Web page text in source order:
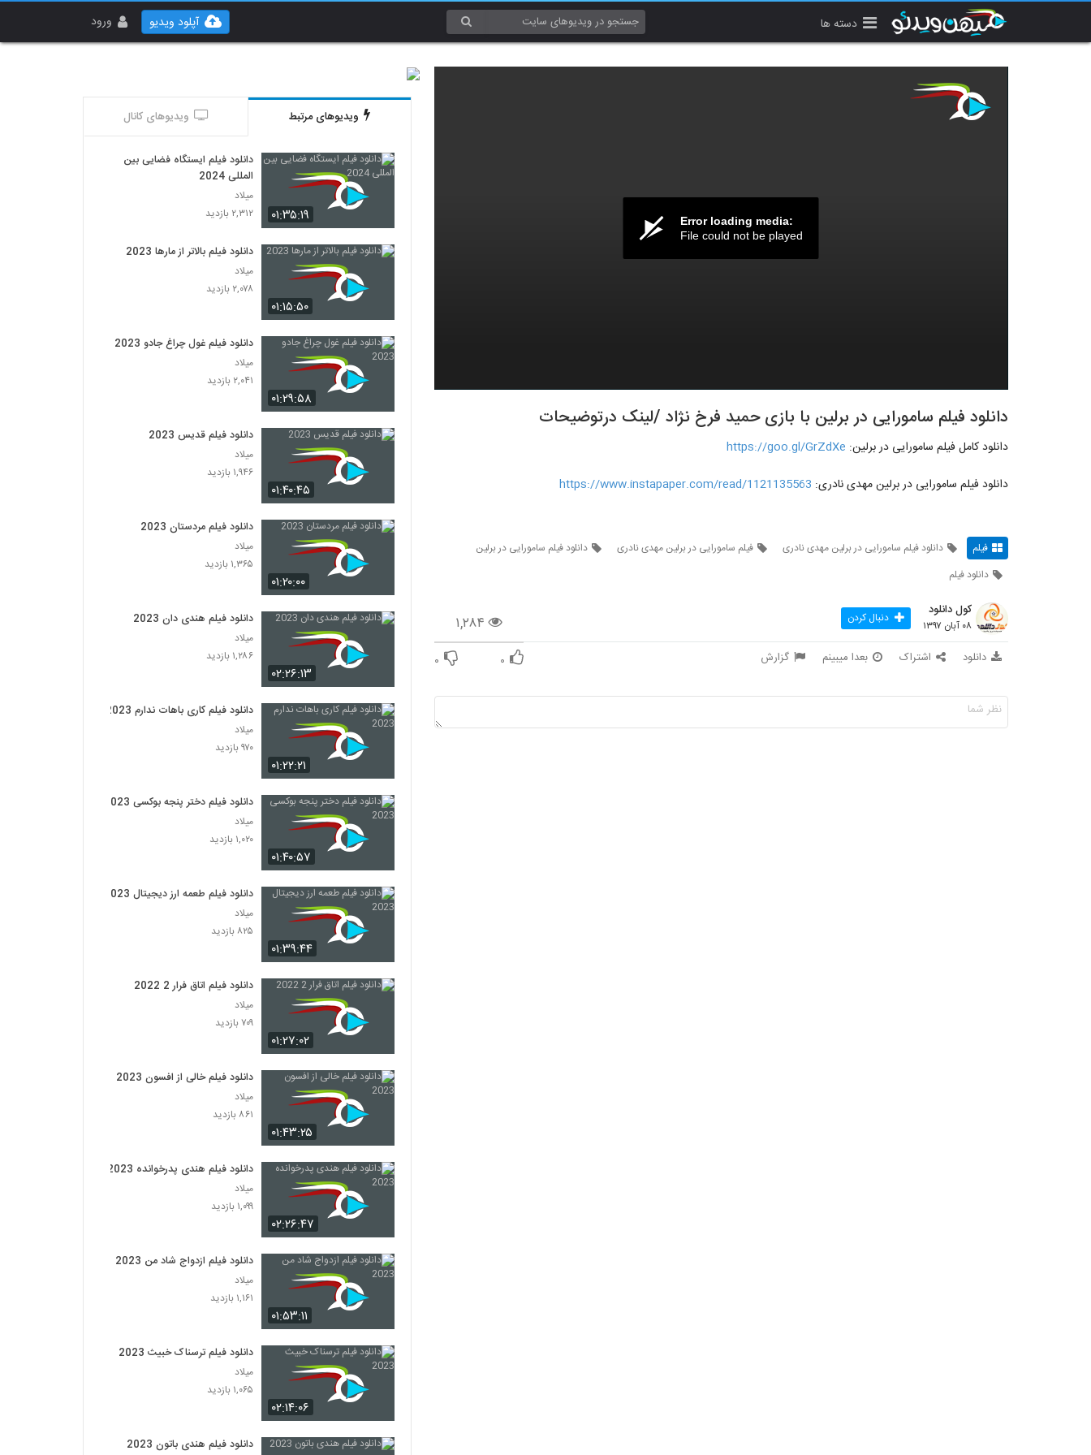
دسته ها ورود آپلود ویدیو
Error loading media:
File could not be played
دانلود فیلم سامورایی در برلین با بازی حمید فرخ نژاد /لینک درتوضیحات
دانلود کامل فیلم سامورایی در برلین: https://goo.gl/GrZdXe
دانلود فیلم سامورایی در برلین مهدی نادری: https://www.instapaper.com/read/1121135563
فیلم دانلود فیلم سامورایی در برلین مهدی نادری فیلم سامورایی در برلین مهدی نادری
دانلود فیلم سامورایی در برلین
دانلود فیلم
۱,۲۸۴
کول دانلود
۰۸ آبان ۱۳۹۷ دنبال کردن
دانلود اشتراک بعدا میبینم گزارش ۰ ۰
ویدیوهای مرتبط ویدیوهای کانال
۰۱:۳۵:۱۹
دانلود فیلم ایستگاه فضایی بین
المللی 2024
میلاد
۲,۳۱۲ بازدید
۰۱:۱۵:۵۰
دانلود فیلم بالاتر از مارها 2023
میلاد
۲,۰۷۸ بازدید
۰۱:۲۹:۵۸
دانلود فیلم غول چراغ جادو 2023
میلاد
۲,۰۴۱ بازدید
۰۱:۴۰:۴۵
دانلود فیلم قدیس 2023
میلاد
۱,۹۴۶ بازدید
۰۱:۲۰:۰۰
دانلود فیلم مردستان 2023
میلاد
۱,۳۶۵ بازدید
۰۲:۲۶:۱۳
دانلود فیلم هندی دان 2023
میلاد
۱,۲۸۶ بازدید
۰۱:۲۲:۲۱
دانلود فیلم کاری باهات ندارم 2023
میلاد
۹۷۰ بازدید
۰۱:۴۰:۵۷
دانلود فیلم دختر پنجه بوکسی 2023
میلاد
۱,۰۲۰ بازدید
۰۱:۳۹:۴۴
دانلود فیلم طعمه ارز دیجیتال 2023
میلاد
۸۲۵ بازدید
۰۱:۲۷:۰۲
دانلود فیلم اتاق فرار 2 2022
میلاد
۷۰۹ بازدید
۰۱:۴۳:۲۵
دانلود فیلم خالی از افسون 2023
میلاد
۸۶۱ بازدید
۰۲:۲۶:۴۷
دانلود فیلم هندی پدرخوانده 2023
میلاد
۱,۰۹۹ بازدید
۰۱:۵۳:۱۱
دانلود فیلم ازدواج شاد من 2023
میلاد
۱,۱۶۱ بازدید
۰۲:۱۴:۰۶
دانلود فیلم ترسناک خبیث 2023
میلاد
۱,۰۶۵ بازدید
دانلود فیلم هندی باتون 2023